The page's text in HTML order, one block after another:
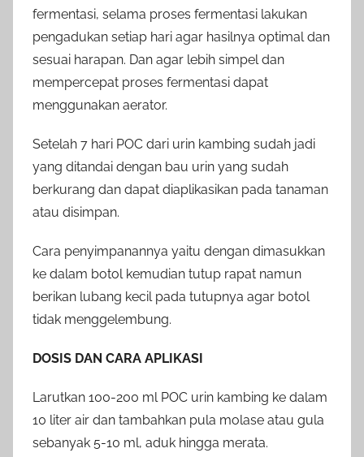
fermentasi, selama proses fermentasi lakukan
pengadukan setiap hari agar hasilnya optimal dan
sesuai harapan. Dan agar lebih simpel dan
mempercepat proses fermentasi dapat
menggunakan aerator.
Setelah 7 hari POC dari urin kambing sudah jadi
yang ditandai dengan bau urin yang sudah
berkurang dan dapat diaplikasikan pada tanaman
atau disimpan.
Cara penyimpanannya yaitu dengan dimasukkan
ke dalam botol kemudian tutup rapat namun
berikan lubang kecil pada tutupnya agar botol
tidak menggelembung.
DOSIS DAN CARA APLIKASI
Larutkan 100-200 ml POC urin kambing ke dalam
10 liter air dan tambahkan pula molase atau gula
sebanyak 5-10 ml, aduk hingga merata.